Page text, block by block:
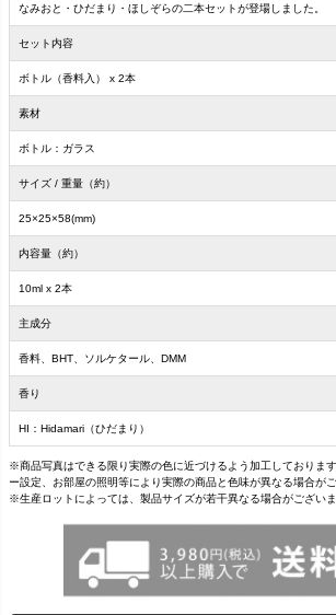
なみおと・ひだまり・ほしぞらの二本セットが登場しました。
セット内容
ボトル（香料入） x 2本
素材
ボトル：ガラス
サイズ / 重量（約）
25×25×58(mm)
内容量（約）
10ml x 2本
主成分
香料、BHT、ソルケタール、DMM
香り
HI：Hidamari（ひだまり）
※商品写真はできる限り実際の色に近づけるよう加工しておりま
ー設定、お部屋の照明等により実際の商品と色味が異なる場合がご
※生産ロットによっては、製品サイズが若干異なる場合がございま